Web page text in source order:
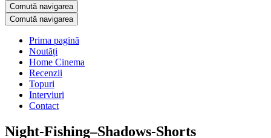
Comută navigarea
Comută navigarea
Prima pagină
Noutăți
Home Cinema
Recenzii
Topuri
Interviuri
Contact
Night-Fishing–Shadows-Shorts